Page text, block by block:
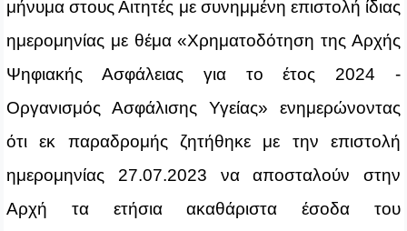
μήνυμα στους Αιτητές με συνημμένη επιστολή ίδιας
ημερομηνίας με θέμα «Χρηματοδότηση της Αρχής
Ψηφιακής Ασφάλειας για το έτος 2024 -
Οργανισμός Ασφάλισης Υγείας» ενημερώνοντας
ότι εκ παραδρομής ζητήθηκε με την επιστολή
ημερομηνίας 27.07.2023 να αποσταλούν στην
Αρχή τα ετήσια ακαθάριστα έσοδα του